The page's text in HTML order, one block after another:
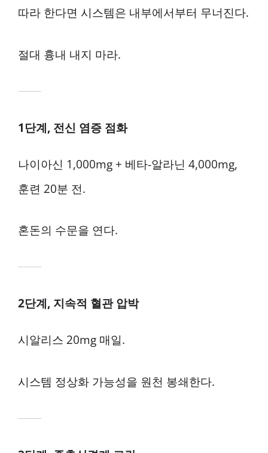
따라 한다면 시스템은 내부에서부터 무너진다.
절대 흉내 내지 마라.
1단계, 전신 염증 점화
나이아신 1,000mg + 베타-알라닌 4,000mg,
훈련 20분 전.
혼돈의 수문을 연다.
2단계, 지속적 혈관 압박
시알리스 20mg 매일.
시스템 정상화 가능성을 원천 봉쇄한다.